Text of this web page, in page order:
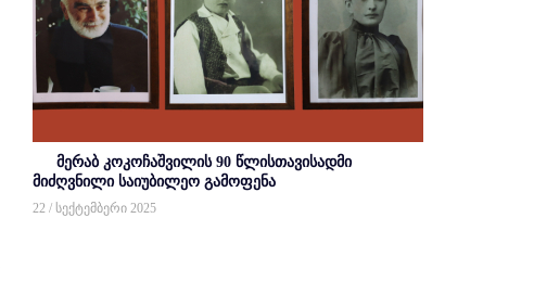
მერაბ კოკოჩაშვილის 90 წლისთავისადმი
მიძღვნილი საიუბილეო გამოფენა
22 / სექტემბერი 2025